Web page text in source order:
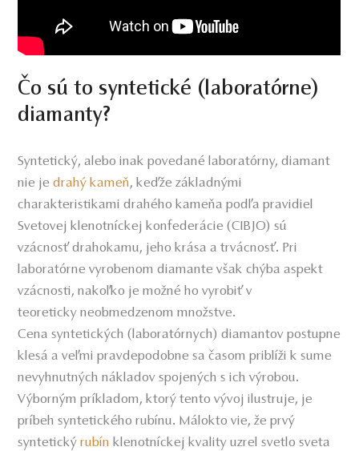
Čo sú to syntetické (laboratórne)
diamanty?
Syntetický, alebo inak povedané laboratórny, diamant
nie jedrahý kameň, keďže základnými
charakteristikami drahého kameňa podľa pravidiel
Svetovej klenotníckej konfederácie (CIBJO) sú
vzácnosť drahokamu, jeho krása a trvácnosť. Pri
laboratórne vyrobenom diamante však chýba aspekt
vzácnosti, nakoľko je možné ho vyrobiť v
teoreticky neobmedzenom množstve.
Cena syntetických (laboratórnych) diamantov postupne
klesá a veľmi pravdepodobne sa časom priblíži k sume
nevyhnutných nákladov spojených s ich výrobou.
Výborným príkladom, ktorý tento vývoj ilustruje, je
príbeh syntetického rubínu. Málokto vie, že prvý
syntetickýrubín klenotníckej kvality uzrel svetlo sveta